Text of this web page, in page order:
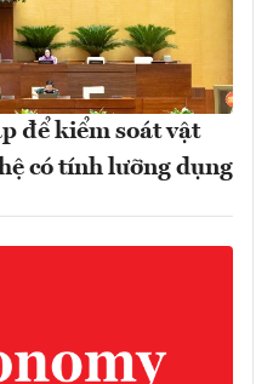
để kiểm soát vật
có tính lưỡng dụng